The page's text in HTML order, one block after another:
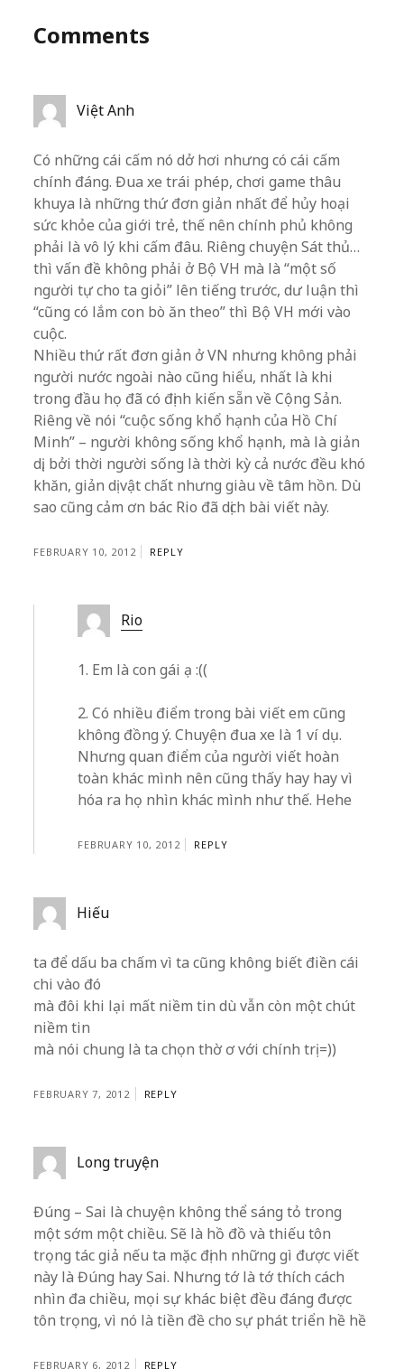
Comments
Việt Anh
Có những cái cấm nó dở hơi nhưng có cái cấm
chính đáng. Đua xe trái phép, chơi game thâu
khuya là những thứ đơn giản nhất để hủy hoại
sức khỏe của giới trẻ, thế nên chính phủ không
phải là vô lý khi cấm đâu. Riêng chuyện Sát thủ…
thì vấn đề không phải ở Bộ VH mà là “một số
người tự cho ta giỏi” lên tiếng trước, dư luận thì
“cũng có lắm con bò ăn theo” thì Bộ VH mới vào
cuộc.
Nhiều thứ rất đơn giản ở VN nhưng không phải
người nước ngoài nào cũng hiểu, nhất là khi
trong đầu họ đã có định kiến sẵn về Cộng Sản.
Riêng về nói “cuộc sống khổ hạnh của Hồ Chí
Minh” – người không sống khổ hạnh, mà là giản
dị, bởi thời người sống là thời kỳ cả nước đều khó
khăn, giản dị vật chất nhưng giàu về tâm hồn. Dù
sao cũng cảm ơn bác Rio đã dịch bài viết này.
FEBRUARY 10, 2012 REPLY
Rio
1. Em là con gái ạ :((
2. Có nhiều điểm trong bài viết em cũng
không đồng ý. Chuyện đua xe là 1 ví dụ.
Nhưng quan điểm của người viết hoàn
toàn khác mình nên cũng thấy hay hay vì
hóa ra họ nhìn khác mình như thế. Hehe
FEBRUARY 10, 2012 REPLY
Hiếu
ta để dấu ba chấm vì ta cũng không biết điền cái
chi vào đó
mà đôi khi lại mất niềm tin dù vẫn còn một chút
niềm tin
mà nói chung là ta chọn thờ ơ với chính trị =))
FEBRUARY 7, 2012 REPLY
Long truyện
Đúng – Sai là chuyện không thể sáng tỏ trong
một sớm một chiều. Sẽ là hồ đồ và thiếu tôn
trọng tác giả nếu ta mặc định những gì được viết
này là Đúng hay Sai. Nhưng tớ là tớ thích cách
nhìn đa chiều, mọi sự khác biệt đều đáng được
tôn trọng, vì nó là tiền đề cho sự phát triển hề hề
FEBRUARY 6, 2012 REPLY